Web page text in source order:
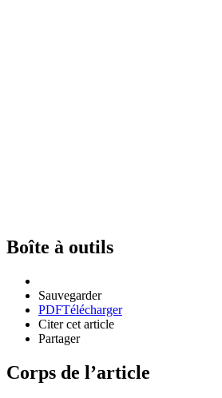
Boîte à outils
Sauvegarder
PDFTélécharger
Citer cet article
Partager
Corps de l’article